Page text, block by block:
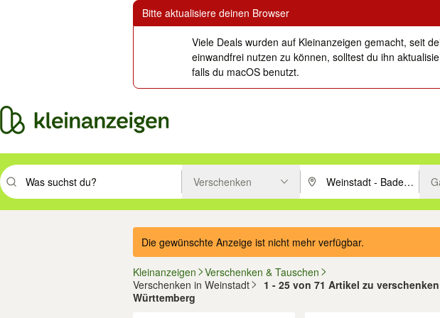
Bitte aktualisiere deinen Browser
Viele Deals wurden auf Kleinanzeigen gemacht, seit
einwandfrei nutzen zu können, solltest du ihn
falls du macOS benutzt.
Suchbegriff eingeben. Eingabetaste drücken um zu suchen, oder Vorschläge mit den Pfeiltasten
Verschenken PLZ oder Ort eingeben.
Die gewünschte Anzeige ist nicht mehr verfügbar.
Kleinanzeigen
Verschenken & Tauschen
Verschenken in Weinstadt
1 - 25 von 71 Artikel zu
Württemberg